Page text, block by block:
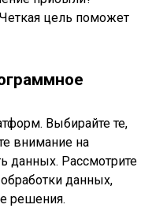
цель поможет
Выбирайте те,
внимание на
данных. Рассмотрите
данных,
решения.